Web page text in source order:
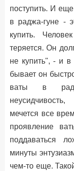
поступить. И
в раджа-гуне -
купить.
теряется. Он
не купить", - и в
бывает он
ваты в
мечется все
проявление
поддаваться
минуты
чем-то еще.